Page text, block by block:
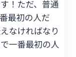
！ただ、普通
最初の人だ
なければなり
一番最初の人